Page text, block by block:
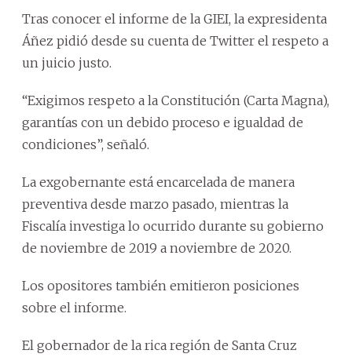
Tras conocer el informe de la GIEI, la expresidenta
Áñez pidió desde su cuenta de Twitter el respeto a
un juicio justo.
“Exigimos respeto a la Constitución (Carta Magna),
garantías con un debido proceso e igualdad de
condiciones”, señaló.
La exgobernante está encarcelada de manera
preventiva desde marzo pasado, mientras la
Fiscalía investiga lo ocurrido durante su gobierno
de noviembre de 2019 a noviembre de 2020.
Los opositores también emitieron posiciones
sobre el informe.
El gobernador de la rica región de Santa Cruz